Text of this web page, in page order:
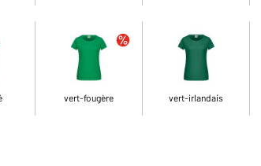
vert-fougère vert-irlandais